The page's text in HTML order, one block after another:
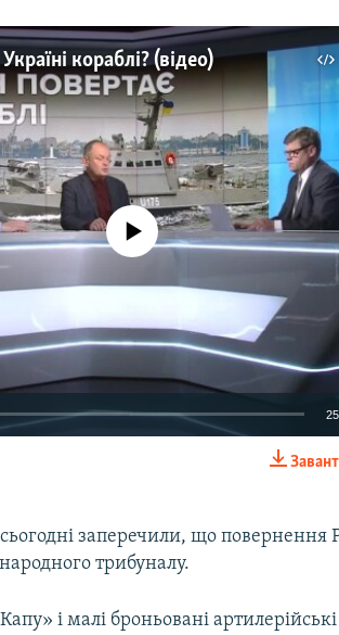
кораблі? (відео)
media source currently available
заперечили, що повернення
трибуналу.
і малі броньовані